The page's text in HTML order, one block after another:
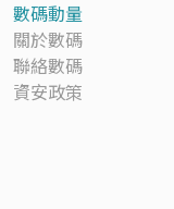
數碼動量
關於數碼
聯絡數碼
資安政策